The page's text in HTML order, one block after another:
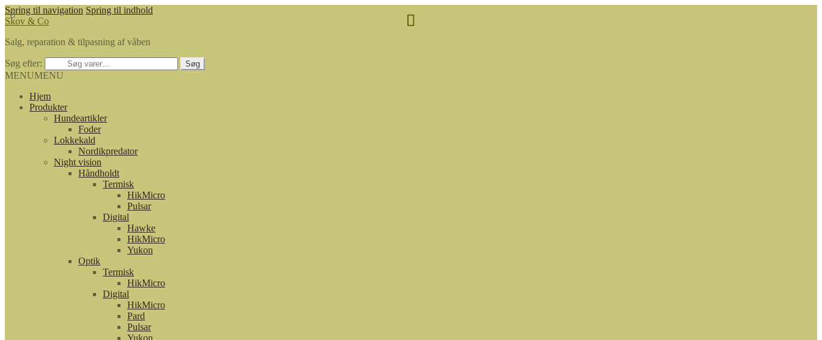
Spring til navigation Spring til indhold
Skov & Co
Salg, reparation & tilpasning af våben
Søg efter: Søg
MENUMENU
Hjem
Produkter
Hundeartikler
Foder
Lokkekald
Nordikpredator
Night vision
Håndholdt
Termisk
HikMicro
Pulsar
Digital
Hawke
HikMicro
Yukon
Optik
Termisk
HikMicro
Digital
HikMicro
Pard
Pulsar
Yukon